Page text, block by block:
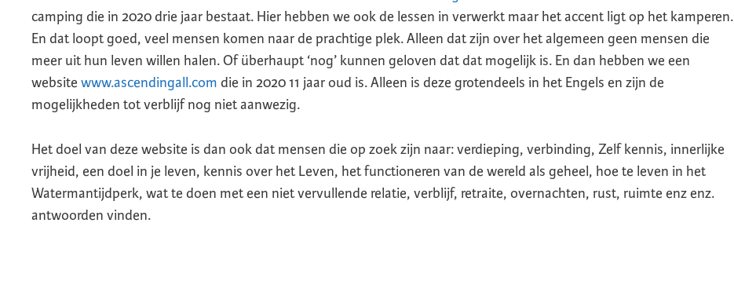
camping die in 2020 drie jaar bestaat. Hier hebben we ook de lessen in verwerkt maar het accent ligt op het kamperen.
En dat loopt goed, veel mensen komen naar de prachtige plek. Alleen dat zijn over het algemeen geen mensen die
meer uit hun leven willen halen. Of überhaupt ‘nog’ kunnen geloven dat dat mogelijk is. En dan hebben we een
website www.ascendingall.com die in 2020 11 jaar oud is. Alleen is deze grotendeels in het Engels en zijn de
mogelijkheden tot verblijf nog niet aanwezig.
Het doel van deze website is dan ook dat mensen die op zoek zijn naar: verdieping, verbinding, Zelf kennis, innerlijke
vrijheid, een doel in je leven, kennis over het Leven, het functioneren van de wereld als geheel, hoe te leven in het
Watermantijdperk, wat te doen met een niet vervullende relatie, verblijf, retraite, overnachten, rust, ruimte enz enz.
antwoorden vinden.